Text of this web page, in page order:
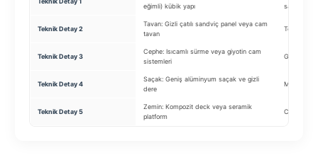
eğimli) kübik yapı sağlayan
Teknik Detay 2
Tavan: Gizli çatılı sandviç panel veya cam
tavan
Temizlik:
Teknik Detay 3
Cephe: Isıcamlı sürme veya giyotin cam
sistemleri
Güvenlik:
Teknik Detay 4
Saçak: Geniş alüminyum saçak ve gizli
dere
Motor:
Teknik Detay 5
Zemin: Kompozit deck veya seramik
platform
Cam: